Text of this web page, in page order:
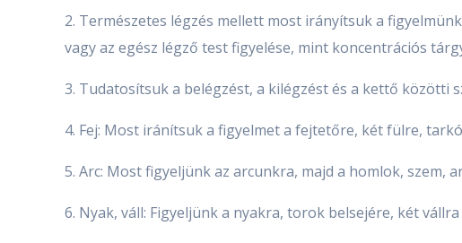
2. Természetes légzés mellett most irányítsuk a
vagy az egész légző test figyelése, mint koncentrációs
3. Tudatosítsuk a belégzést, a kilégzést és a kettő közötti
4. Fej: Most iránítsuk a figyelmet a fejtetőre, két fülre,
5. Arc: Most figyeljünk az arcunkra, majd a homlok, szem,
6. Nyak, váll: Figyeljünk a nyakra, torok belsejére, két